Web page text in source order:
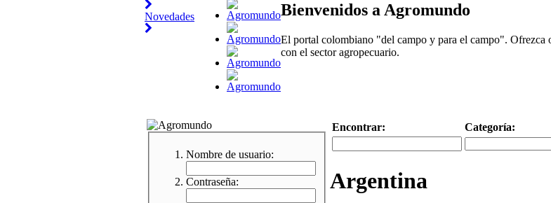
Novedades
Bienvenidos a Agromundo
El portal colombiano "del campo y para el campo". Ofrezca
con el sector agropecuario.
Nombre de usuario:
Contraseña:
Encontrar: Categoría:
Argentina